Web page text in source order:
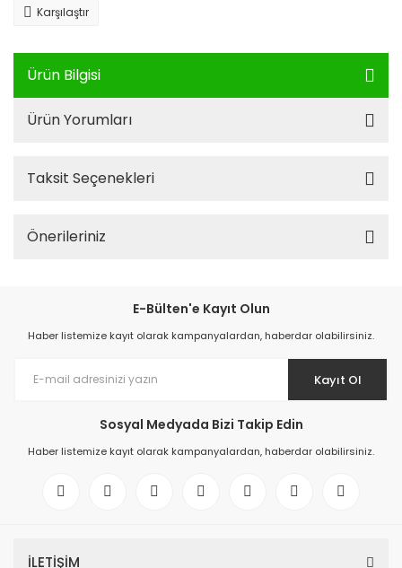
Karşılaştır
Ürün Bilgisi
Ürün Yorumları
Taksit Seçenekleri
Önerileriniz
E-Bülten'e Kayıt Olun
Haber listemize kayıt olarak kampanyalardan, haberdar olabilirsiniz.
Kayıt Ol
Sosyal Medyada Bizi Takip Edin
Haber listemize kayıt olarak kampanyalardan, haberdar olabilirsiniz.
İLETİŞİM